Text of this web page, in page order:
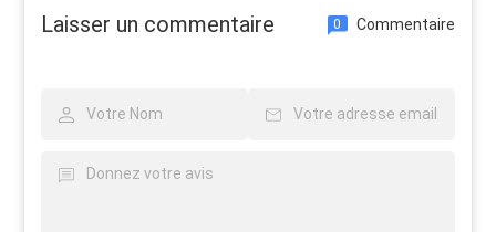
Laisser un commentaire 0 Commentaire